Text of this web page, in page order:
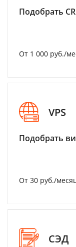
Подобрать
От 1 000 руб./
VPS
Подобрать
От 30 руб./
СЭД